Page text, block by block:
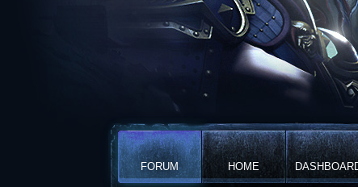
FORUM HOME